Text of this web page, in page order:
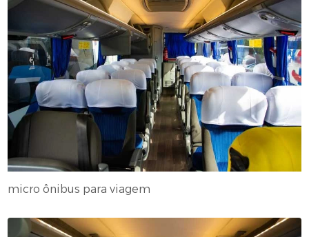
micro ônibus para viagem